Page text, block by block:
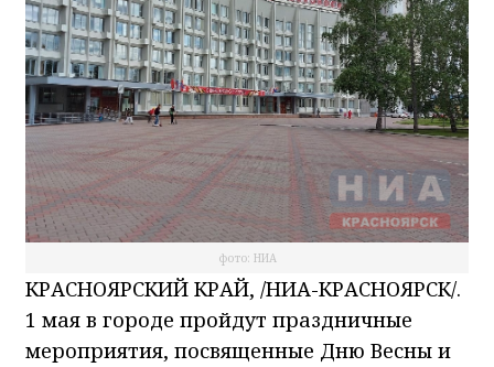
фото: НИА
КРАСНОЯРСКИЙ КРАЙ, /НИА-КРАСНОЯРСК/.
1 мая в городе пройдут праздничные
мероприятия, посвященные Дню Весны и